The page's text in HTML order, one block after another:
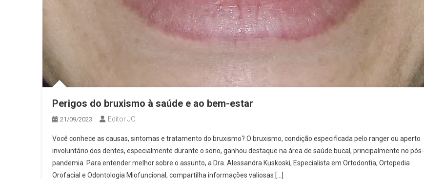
Perigos do bruxismo à saúde e ao bem-estar
21/09/2023 Editor JC
Você conhece as causas, sintomas e tratamento do bruxismo? O bruxismo, condição especificada pelo ranger ou aperto
involuntário dos dentes, especialmente durante o sono, ganhou destaque na área de saúde bucal, principalmente no pós-
pandemia. Para entender melhor sobre o assunto, a Dra. Alessandra Kuskoski, Especialista em Ortodontia, Ortopedia
Orofacial e Odontologia Miofuncional, compartilha informações valiosas […]